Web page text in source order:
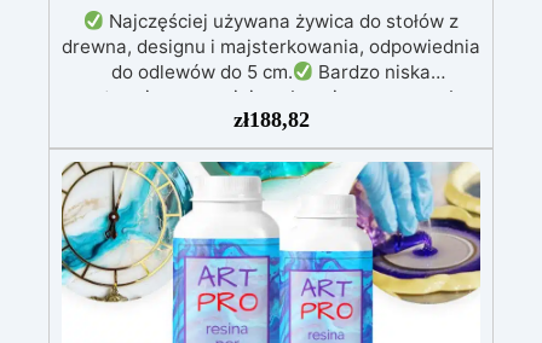
Najczęściej używana żywica do stołów z
drewna, designu i majsterkowania, odpowiednia
do odlewów do 5 cm.
Bardzo niska
egzotermia zapewniająca bezpieczną pracę bez
Odporna na zarysowania i
żółknięcie dzięki filtrom UV i wysokiej jakości
mechanicznej.
Niska lepkość, eliminująca
pęcherzyki powietrza i zapewniająca gładkie
wykończenie.
Bezpieczna i nietoksyczna,
wolna od BPA/VOC, certyfikowana do
długotrwałego kontaktu ze skórą.
zł188,82